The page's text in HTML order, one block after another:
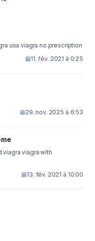
usa viagra no prescription
11. fév. 2021 à 0:25
29. nov. 2025 à 6:53
with
13. fév. 2021 à 10:00